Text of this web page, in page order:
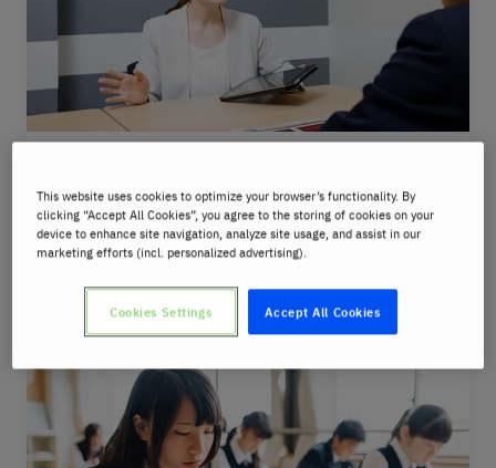
行われるレッスン。頭の中で翻訳しながら話す
癖をなくします。
教師の特長の詳細を見る
This website uses cookies to optimize your browser’s functionality. By
clicking “Accept All Cookies”, you agree to the storing of cookies on your
device to enhance site navigation, analyze site usage, and assist in our
marketing efforts (incl. personalized advertising).
Accept All Cookies
Cookies Settings